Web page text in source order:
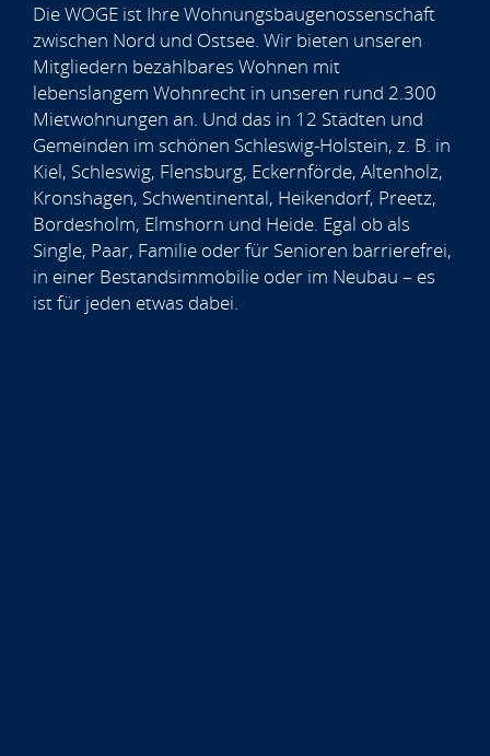
Die WOGE ist Ihre Wohnungsbaugenossenschaft
zwischen Nord und Ostsee. Wir bieten unseren
Mitgliedern bezahlbares Wohnen mit
lebenslangem Wohnrecht in unseren rund 2.300
Mietwohnungen an. Und das in 12 Städten und
Gemeinden im schönen Schleswig-Holstein, z. B. in
Kiel, Schleswig, Flensburg, Eckernförde, Altenholz,
Kronshagen, Schwentinental, Heikendorf, Preetz,
Bordesholm, Elmshorn und Heide. Egal ob als
Single, Paar, Familie oder für Senioren barrierefrei,
in einer Bestandsimmobilie oder im Neubau – es
ist für jeden etwas dabei.